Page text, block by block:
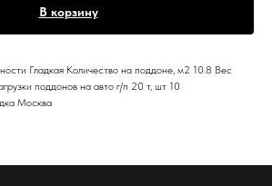
В корзину
Гладкая Количество на поддоне, м2 10.8 Вес
поддонов на авто г/п 20 т, шт 10
Москва